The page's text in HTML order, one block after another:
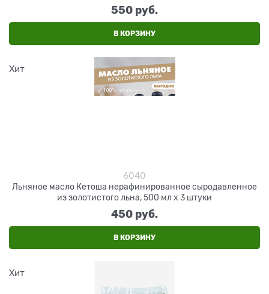
550 руб.
В КОРЗИНУ
Хит
6040
Льняное масло Кетоша нерафинированное сыродавленное
из золотистого льна, 500 мл х 3 штуки
450 руб.
В КОРЗИНУ
Хит